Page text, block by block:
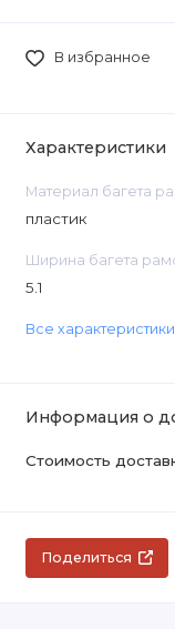
В избранное
Характеристики
Материал багета
пластик
Ширина багета
5.1
Все характеристики
Информация о
Стоимость
Поделиться